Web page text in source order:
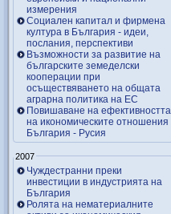
измерения
Социален капитал и фирмена
култура в България - идеи,
послания, перспективи
Възможности за развитие на
българските земеделски
кооперации при
осъществяването на общата
аграрна политика на ЕС
Повишаване на ефективността
на икономическите отношения
България - Русия
2007
Чуждестранни преки
инвестиции в индустрията на
България
Ролята на нематериалните